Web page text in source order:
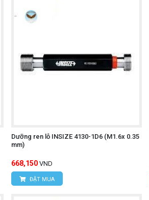
Dưỡng ren lỗ INSIZE 4130-1D6 (M1.6x 0.35
mm)
668,150 VND
ĐẶT MUA